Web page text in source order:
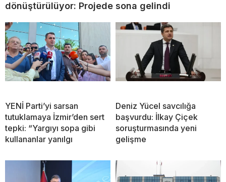
dönüştürülüyor: Projede sona gelindi
YENİ Parti’yi sarsan
tutuklamaya İzmir’den sert
tepki: “Yargıyı sopa gibi
kullananlar yanılgı
Deniz Yücel savcılığa
başvurdu: İlkay Çiçek
soruşturmasında yeni
gelişme